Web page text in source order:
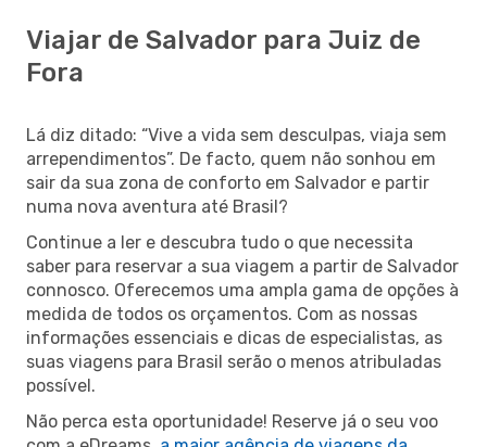
Viajar de Salvador para Juiz de
Fora
Lá diz ditado: “Vive a vida sem desculpas, viaja sem
arrependimentos”. De facto, quem não sonhou em
sair da sua zona de conforto em Salvador e partir
numa nova aventura até Brasil?
Continue a ler e descubra tudo o que necessita
saber para reservar a sua viagem a partir de Salvador
connosco. Oferecemos uma ampla gama de opções à
medida de todos os orçamentos. Com as nossas
informações essenciais e dicas de especialistas, as
suas viagens para Brasil serão o menos atribuladas
possível.
Não perca esta oportunidade! Reserve já o seu voo